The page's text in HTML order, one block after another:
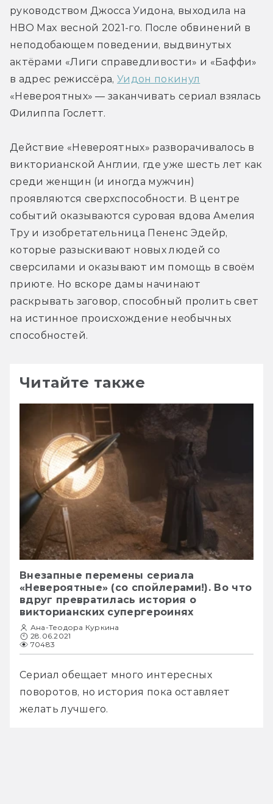
руководством Джосса Уидона, выходила на
HBO Max весной 2021-го. После обвинений в
неподобающем поведении, выдвинутых
актёрами «Лиги справедливости» и «Баффи»
в адрес режиссёра, Уидон покинул
«Невероятных» — заканчивать сериал взялась
Филиппа Гослетт.
Действие «Невероятных» разворачивалось в
викторианской Англии, где уже шесть лет как
среди женщин (и иногда мужчин)
проявляются сверхспособности. В центре
событий оказываются суровая вдова Амелия
Тру и изобретательница Пененс Эдейр,
которые разыскивают новых людей со
сверсилами и оказывают им помощь в своём
приюте. Но вскоре дамы начинают
раскрывать заговор, способный пролить свет
на истинное происхождение необычных
способностей.
Читайте также
Внезапные перемены сериала
«Невероятные» (со спойлерами!). Во что
вдруг превратилась история о
викторианских супергероинях
Ана-Теодора Куркина
28.06.2021
70483
Сериал обещает много интересных
поворотов, но история пока оставляет
желать лучшего.